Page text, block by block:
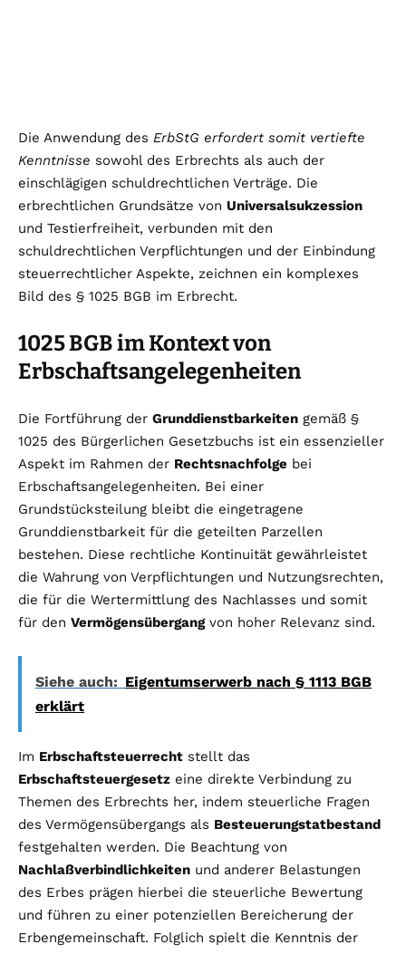
Die Anwendung des ErbStG erfordert somit vertiefte
Kenntnisse sowohl des Erbrechts als auch der
einschlägigen schuldrechtlichen Verträge. Die
erbrechtlichen Grundsätze von Universalsukzession
und Testierfreiheit, verbunden mit den
schuldrechtlichen Verpflichtungen und der Einbindung
steuerrechtlicher Aspekte, zeichnen ein komplexes
Bild des § 1025 BGB im Erbrecht.
1025 BGB im Kontext von
Erbschaftsangelegenheiten
Die Fortführung der Grunddienstbarkeiten gemäß §
1025 des Bürgerlichen Gesetzbuchs ist ein essenzieller
Aspekt im Rahmen der Rechtsnachfolge bei
Erbschaftsangelegenheiten. Bei einer
Grundstücksteilung bleibt die eingetragene
Grunddienstbarkeit für die geteilten Parzellen
bestehen. Diese rechtliche Kontinuität gewährleistet
die Wahrung von Verpflichtungen und Nutzungsrechten,
die für die Wertermittlung des Nachlasses und somit
für den Vermögensübergangvon hoher Relevanz sind.
Siehe auch: Eigentumserwerb nach § 1113 BGB
erklärt
Im Erbschaftsteuerrecht stellt das
Erbschaftsteuergesetz eine direkte Verbindung zu
Themen des Erbrechts her, indem steuerliche Fragen
des Vermögensübergangs als Besteuerungstatbestand
festgehalten werden. Die Beachtung von
Nachlaßverbindlichkeiten und anderer Belastungen
des Erbes prägen hierbei die steuerliche Bewertung
und führen zu einer potenziellen Bereicherung der
Erbengemeinschaft. Folglich spielt die Kenntnis der